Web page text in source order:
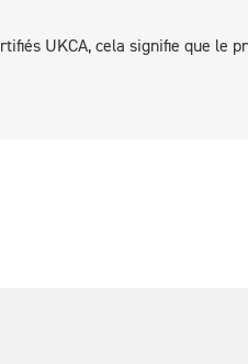
UKCA, cela signifie que